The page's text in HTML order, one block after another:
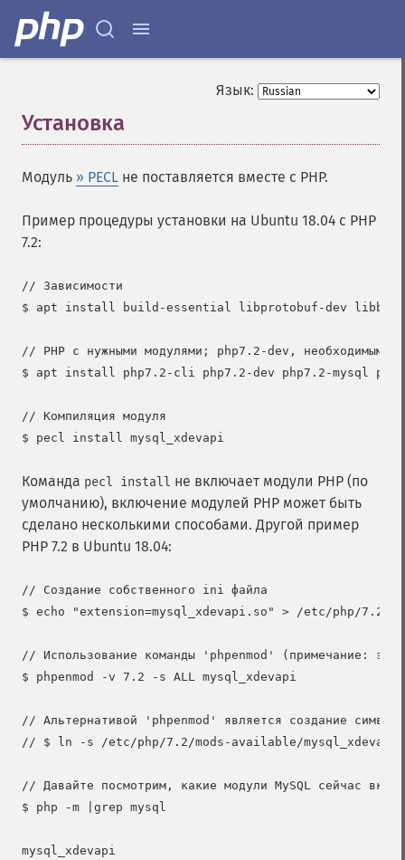
Язык:
Установка
Модуль » PECL не поставляется вместе с PHP.
Пример процедуры установки на Ubuntu 18.04 с PHP
7.2:
// Зависимости
$ apt install build-essential libprotobuf-dev
// PHP с нужными модулями; php7.2-dev, необходимым
$ apt install php7.2-cli php7.2-dev php7.2-mysql
// Компиляция модуля
Команда pecl install не включает модули PHP (по
умолчанию), включение модулей PHP может быть
сделано несколькими способами. Другой пример
PHP 7.2 в Ubuntu 18.04:
// Создание собственного ini файла
$ echo "extension=mysql_xdevapi.so" > /etc/php/7.2/
// Использование команды 'phpenmod' (примечание:
$ phpenmod -v 7.2 -s ALL mysql_xdevapi
// Альтернативой 'phpenmod' является создание
// $ ln -s /etc/php/7.2/mods-available/
// Давайте посмотрим, какие модули MySQL сейчас
$ php -m |grep mysql
mysql_xdevapi